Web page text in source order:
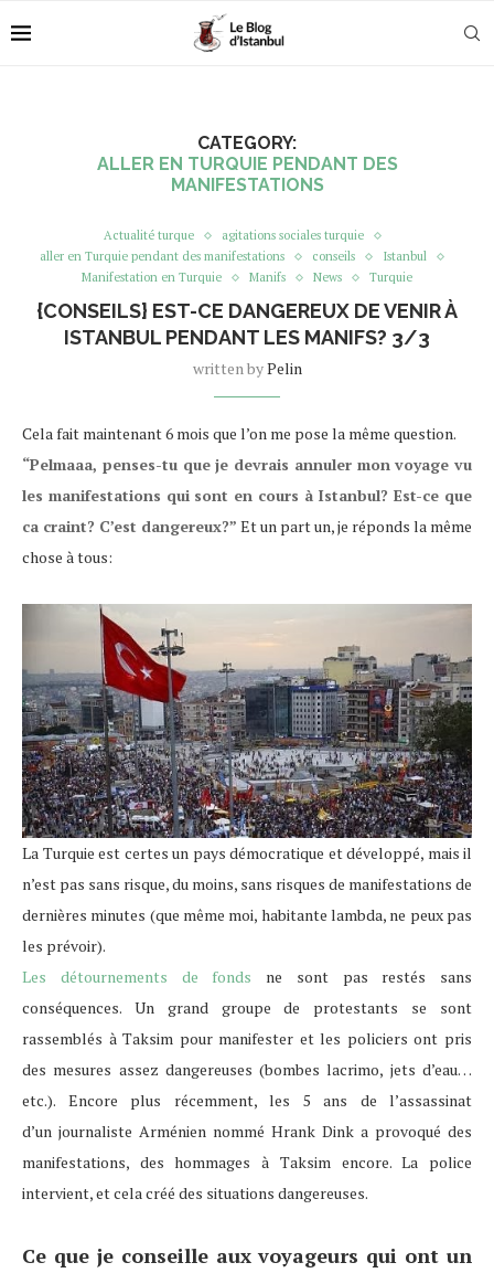
CATEGORY:
ALLER EN TURQUIE PENDANT DES
MANIFESTATIONS
Actualité turque
agitations sociales turquie
aller en Turquie pendant des manifestations
conseils
Istanbul
Manifestation en Turquie
Manifs News Turquie
{CONSEILS} EST-CE DANGEREUX DE VENIR À
ISTANBUL PENDANT LES MANIFS? 3/3
written byPelin
Cela fait maintenant 6 mois que l’on me pose la même question.
“Pelmaaa, penses-tu que je devrais annuler mon voyage vu
les manifestations qui sont en cours à Istanbul? Est-ce que
ca craint? C’est dangereux?” Et un part un, je réponds la même
chose à tous:
La Turquie est certes un pays démocratique et développé, mais il
n’est pas sans risque, du moins, sans risques de manifestations de
dernières minutes (que même moi, habitante lambda, ne peux pas
les prévoir).
Les détournements de fonds ne sont pas restés sans
conséquences. Un grand groupe de protestants se sont
rassemblés à Taksim pour manifester et les policiers ont pris
des mesures assez dangereuses (bombes lacrimo, jets d’eau…
etc.). Encore plus récemment, les 5 ans de l’assassinat
d’un journaliste Arménien nommé Hrank Dink a provoqué des
manifestations, des hommages à Taksim encore. La police
intervient, et cela créé des situations dangereuses.
Ce que je conseille aux voyageurs qui ont un